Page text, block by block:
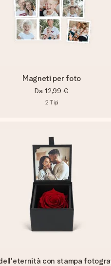
Magneti per foto
Da 12,99 €
2 Tipi
con stampa